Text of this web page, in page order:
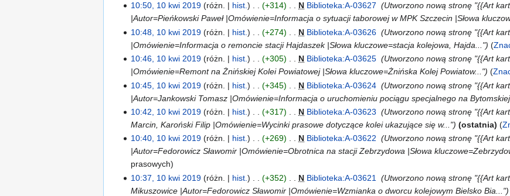
10:50, 10 kwi 2019
różn. hist. +314 N Biblioteka:A-03627 ‎ Utworzono nową stronę "{{Art
|Autor=Pieńkowski Paweł |Omówienie=Informacja o sytuacji taborowej w MPK Szczecin |Słowa
10:48, 10 kwi 2019
różn. hist. +274 N Biblioteka:A-03626 ‎ Utworzono nową stronę "{{Art
|Omówienie=Informacja o remoncie stacji Hajdaszek |Słowa kluczowe=stacja kolejowa, Hajda..."
10:46, 10 kwi 2019
różn. hist. +305 N Biblioteka:A-03625 ‎ Utworzono nową stronę "{{Art
|Omówienie=Remont na Żnińskiej Kolei Powiatowej |Słowa kluczowe=Żnińska Kolej Powiatow..."
10:45, 10 kwi 2019
różn. hist. +345 N Biblioteka:A-03624 ‎ Utworzono nową stronę "{{Art
|Autor=Jankowski Tomasz |Omówienie=Informacja o uruchomieniu pociągu specjalnego na
10:42, 10 kwi 2019
różn. hist. +317 N Biblioteka:A-03623 ‎ Utworzono nową stronę "{{Art
Marcin, Karoński Filip |Omówienie=Wycinki prasowe dotyczące kolei ukazujące się w..."
ostatnia
10:40, 10 kwi 2019
różn. hist. +269 N Biblioteka:A-03622 ‎ Utworzono nową stronę "{{Art
|Autor=Fedorowicz Sławomir |Omówienie=Obrotnica na stacji Zebrzydowa |Słowa
prasowych
10:37, 10 kwi 2019
różn. hist. +352 N Biblioteka:A-03621 ‎ Utworzono nową stronę "{{Art
Mikuszowice |Autor=Fedorowicz Sławomir |Omówienie=Wzmianka o dworcu kolejowym Bielsko Bia..."